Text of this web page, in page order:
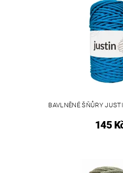
BAVLNĚNÉ ŠŇŮRY
145